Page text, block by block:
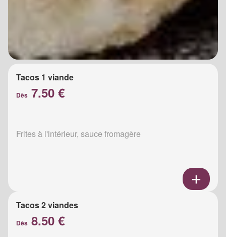
Tacos 1 viande
Dès 7.50 €
Frites à l'intérieur, sauce fromagère
Tacos 2 viandes
Dès 8.50 €